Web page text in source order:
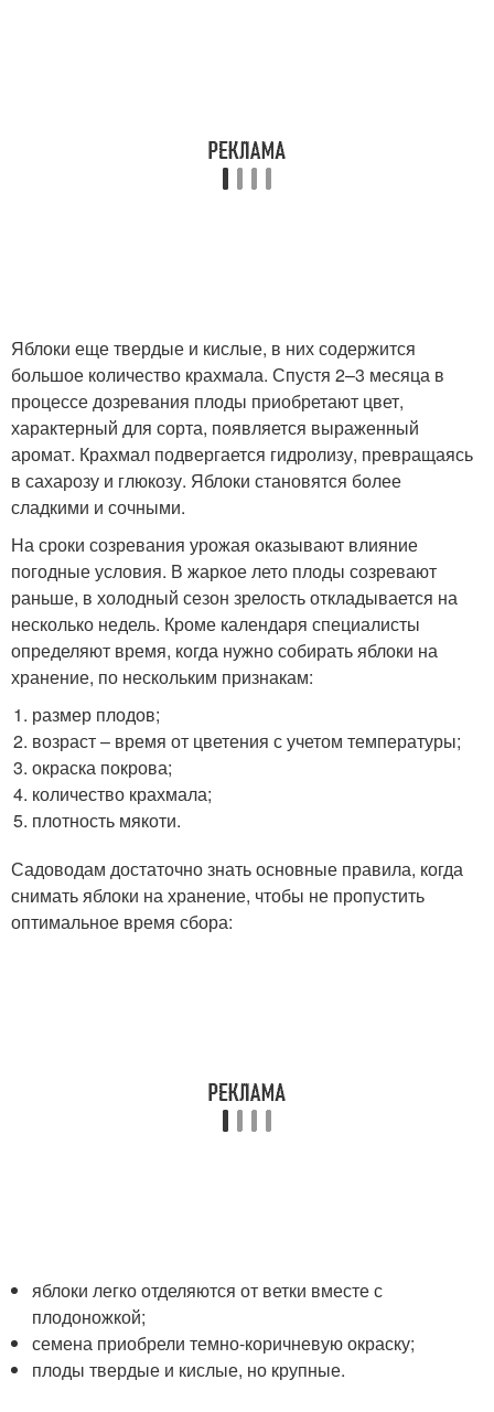
Яблоки еще твердые и кислые, в них содержится
большое количество крахмала. Спустя 2–3 месяца в
процессе дозревания плоды приобретают цвет,
характерный для сорта, появляется выраженный
аромат. Крахмал подвергается гидролизу, превращаясь
в сахарозу и глюкозу. Яблоки становятся более
сладкими и сочными.
На сроки созревания урожая оказывают влияние
погодные условия. В жаркое лето плоды созревают
раньше, в холодный сезон зрелость откладывается на
несколько недель. Кроме календаря специалисты
определяют время, когда нужно собирать яблоки на
хранение, по нескольким признакам:
размер плодов;
возраст – время от цветения с учетом температуры;
окраска покрова;
количество крахмала;
плотность мякоти.
Садоводам достаточно знать основные правила, когда
снимать яблоки на хранение, чтобы не пропустить
оптимальное время сбора:
яблоки легко отделяются от ветки вместе с
плодоножкой;
семена приобрели темно-коричневую окраску;
плоды твердые и кислые, но крупные.